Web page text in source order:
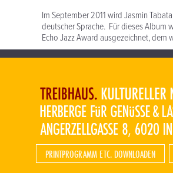
Im September 2011 wird Jasmin
deutscher Sprache. Für dieses Album
Echo Jazz Award ausgezeichnet,
PRINTPROGRAMM ETC. DOWNLOADEN